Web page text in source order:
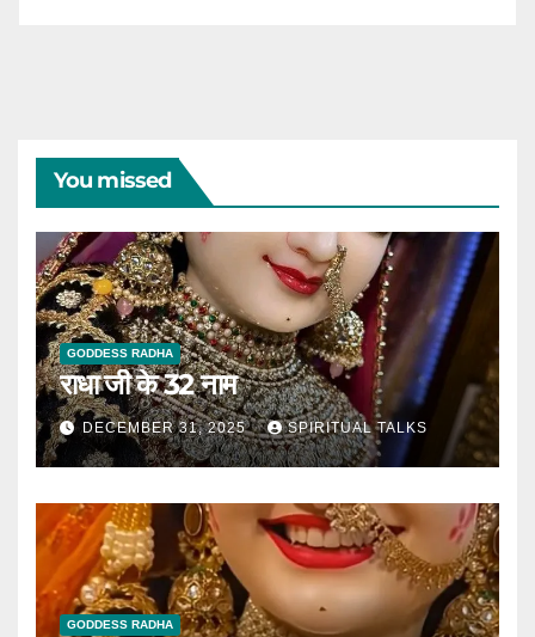
You missed
GODDESS RADHA
राधा जी के 32 नाम
DECEMBER 31, 2025 SPIRITUAL TALKS
GODDESS RADHA